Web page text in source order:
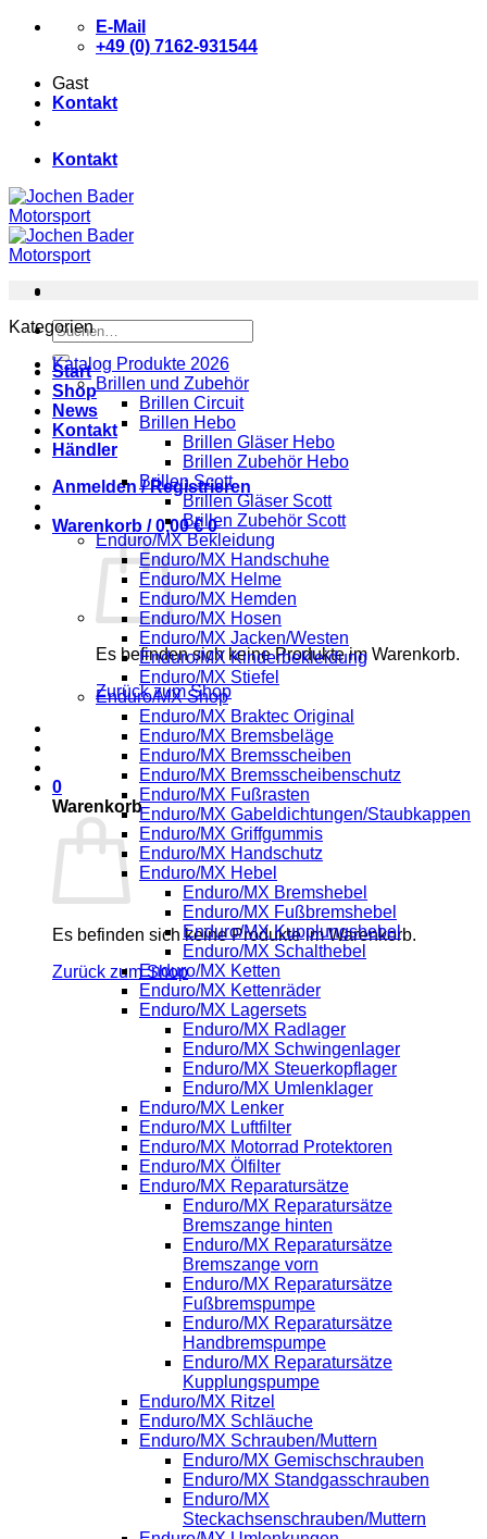
Zum
E-Mail
+49 (0) 7162-931544
Gast
Kontakt
Kontakt
Suchen
nach:
Start
Shop
News
Kontakt
Händler
Anmelden / Registrieren
Warenkorb /0,00€ 0
Es befinden sich keine Produkte im Warenkorb.
Zurück zum Shop
0
Warenkorb
Es befinden sich keine Produkte im Warenkorb.
Zurück zum Shop
Kategorien
Katalog Produkte 2026
Brillen und Zubehör
Brillen Circuit
Brillen Hebo
Brillen Gläser Hebo
Brillen Zubehör Hebo
Brillen Scott
Brillen Gläser Scott
Brillen Zubehör Scott
Enduro/MX Bekleidung
Enduro/MX Handschuhe
Enduro/MX Helme
Enduro/MX Hemden
Enduro/MX Hosen
Enduro/MX Jacken/Westen
Enduro/MX Kinderbekleidung
Enduro/MX Stiefel
Enduro/MX Shop
Enduro/MX Braktec Original
Enduro/MX Bremsbeläge
Enduro/MX Bremsscheiben
Enduro/MX Bremsscheibenschutz
Enduro/MX Fußrasten
Enduro/MX Gabeldichtungen/Staubkappen
Enduro/MX Griffgummis
Enduro/MX Handschutz
Enduro/MX Hebel
Enduro/MX Bremshebel
Enduro/MX Fußbremshebel
Enduro/MX Kupplungshebel
Enduro/MX Schalthebel
Enduro/MX Ketten
Enduro/MX Kettenräder
Enduro/MX Lagersets
Enduro/MX Radlager
Enduro/MX Schwingenlager
Enduro/MX Steuerkopflager
Enduro/MX Umlenklager
Enduro/MX Lenker
Enduro/MX Luftfilter
Enduro/MX Motorrad Protektoren
Enduro/MX Ölfilter
Enduro/MX Reparatursätze
Enduro/MX Reparatursätze
Bremszange hinten
Enduro/MX Reparatursätze
Bremszange vorn
Enduro/MX Reparatursätze
Fußbremspumpe
Enduro/MX Reparatursätze
Handbremspumpe
Enduro/MX Reparatursätze
Kupplungspumpe
Enduro/MX Ritzel
Enduro/MX Schläuche
Enduro/MX Schrauben/Muttern
Enduro/MX Gemischschrauben
Enduro/MX Standgasschrauben
Enduro/MX
Steckachsenschrauben/Muttern